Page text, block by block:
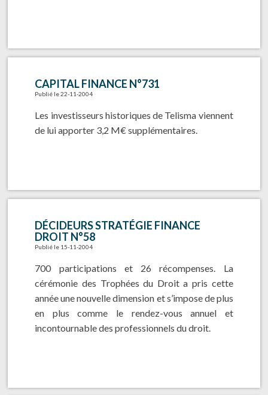
CAPITAL FINANCE N°731
Publié le 22-11-2004
Les investisseurs historiques de Telisma viennent
de lui apporter 3,2 M€ supplémentaires.
DÉCIDEURS STRATÉGIE FINANCE
DROIT N°58
Publié le 15-11-2004
700 participations et 26 récompenses. La
cérémonie des Trophées du Droit a pris cette
année une nouvelle dimension et s’impose de plus
en plus comme le rendez-vous annuel et
incontournable des professionnels du droit.